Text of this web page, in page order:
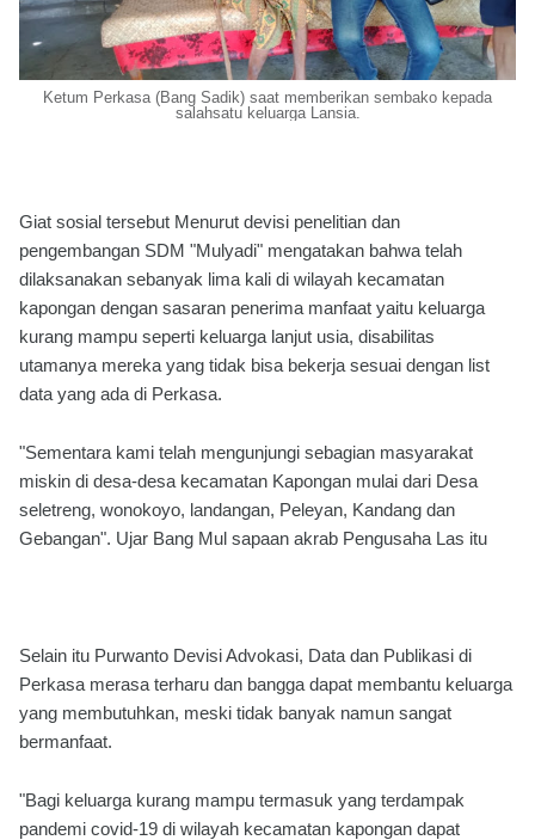
Ketum Perkasa (Bang Sadik) saat memberikan sembako kepada
salahsatu keluarga Lansia.
Giat sosial tersebut Menurut devisi penelitian dan
pengembangan SDM "Mulyadi" mengatakan bahwa telah
dilaksanakan sebanyak lima kali di wilayah kecamatan
kapongan dengan sasaran penerima manfaat yaitu keluarga
kurang mampu seperti keluarga lanjut usia, disabilitas
utamanya mereka yang tidak bisa bekerja sesuai dengan list
data yang ada di Perkasa.
"Sementara kami telah mengunjungi sebagian masyarakat
miskin di desa-desa kecamatan Kapongan mulai dari Desa
seletreng, wonokoyo, landangan, Peleyan, Kandang dan
Gebangan". Ujar Bang Mul sapaan akrab Pengusaha Las itu
Selain itu Purwanto Devisi Advokasi, Data dan Publikasi di
Perkasa merasa terharu dan bangga dapat membantu keluarga
yang membutuhkan, meski tidak banyak namun sangat
bermanfaat.
"Bagi keluarga kurang mampu termasuk yang terdampak
pandemi covid-19 di wilayah kecamatan kapongan dapat